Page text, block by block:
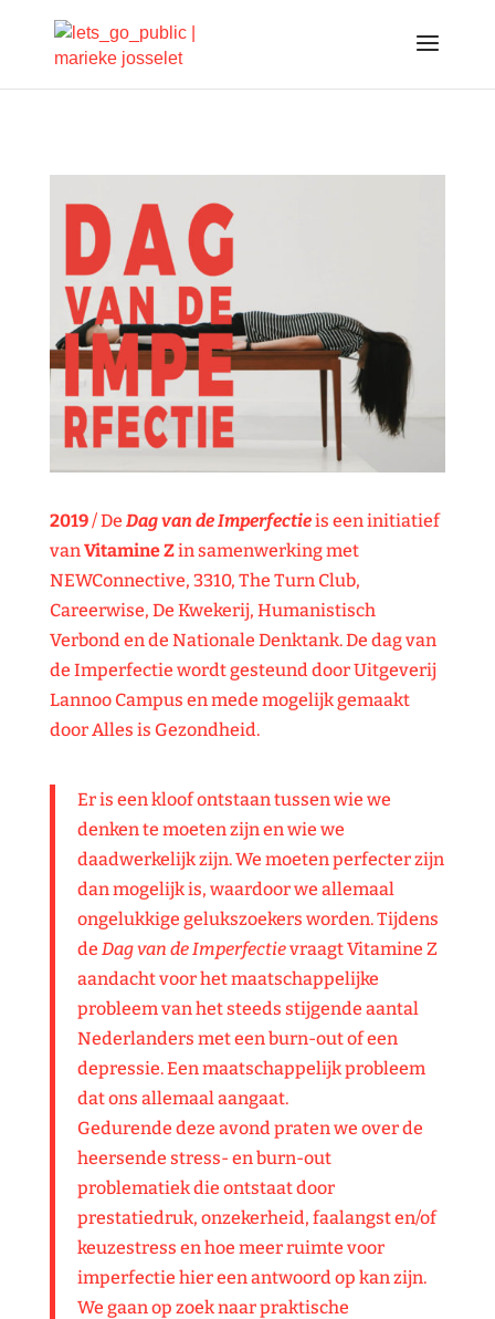
2019/ De Dag van de Imperfectieis een initiatief
van Vitamine Zin samenwerking met
NEWConnective, 3310, The Turn Club,
Careerwise, De Kwekerij, Humanistisch
Verbond en de Nationale Denktank. De dag van
de Imperfectie wordt gesteund doorUitgeverij
Lannoo Campus en mede mogelijk gemaakt
door Alles is Gezondheid.
Er is een kloof ontstaan tussen wie we
denken te moeten zijn en wie we
daadwerkelijk zijn. We moeten perfecter zijn
dan mogelijk is, waardoor we allemaal
ongelukkige gelukszoekers worden. Tijdens
de Dag van de Imperfectievraagt Vitamine Z
aandacht voor het maatschappelijke
probleem van het steeds stijgende aantal
Nederlanders met een burn-out of een
depressie. Een maatschappelijk probleem
dat ons allemaal aangaat.
Gedurende deze avond praten we over de
heersende stress- en burn-out
problematiek die ontstaat door
prestatiedruk, onzekerheid, faalangst en/of
keuzestress en hoe meer ruimte voor
imperfectie hier een antwoord op kan zijn.
We gaan op zoek naar praktische